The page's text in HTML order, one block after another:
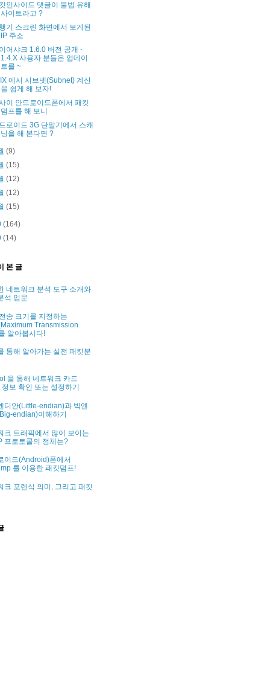
인사이드 댓글이 불법.유해
사이트라고 ?
기 스크린 화면에서 보게된
IP 주소
어샤크 1.6.0 버전 공개 -
1.4.X 사용자 분들은 업데이
트를 ~
에서 서브넷(Subnet) 계산
을 쉽게 해 보자!
이 안드로이드폰에서 패킷
덤프를 해 보니
로이드 3G 단말기에서 스캐
닝을 해 본다면 ?
(9)
(15)
(12)
(12)
(15)
(164)
(14)
본 글
네트워크 분석 도구 소개와
석 입문
송 크기를 지정하는
Transmission
알아봅시다!
통해 알아가는 실전 패킷분
을 통해 네트워크 카드
보 확인 또는 설정하기
디안(Little-endian)과 빅엔
endian)이해하기
크 트래픽에서 많이 보이는
프로토콜의 정체는?
이드(Android)폰에서
를 이용한 패킷덤프!
크 포렌식 의미, 그리고 패킷